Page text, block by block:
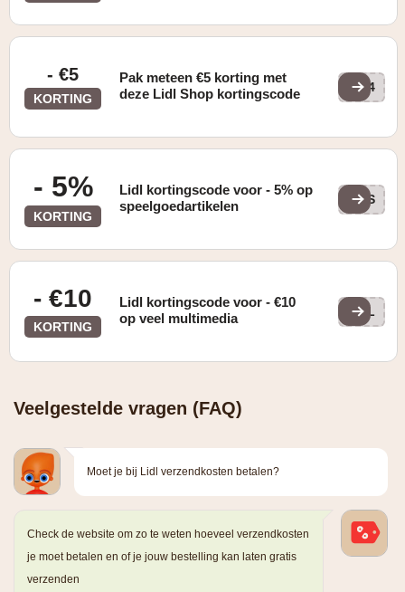
- €5
KORTING
Pak meteen €5 korting met
deze Lidl Shop kortingscode
PQ4
- 5%
KORTING
Lidl kortingscode voor - 5% op
speelgoedartikelen
1AS
- €10
KORTING
Lidl kortingscode voor - €10
op veel multimedia
MUL
Veelgestelde vragen (FAQ)
Moet je bij Lidl verzendkosten betalen?
Check de website om zo te weten hoeveel verzendkosten
je moet betalen en of je jouw bestelling kan laten gratis
verzenden